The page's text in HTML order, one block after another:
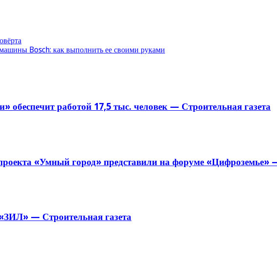
Bosch: как выполнить ее своими руками
обеспечит работой 17,5 тыс. человек — Строительная газета
«Умный город» представили на форуме «Цифроземье»
— Строительная газета